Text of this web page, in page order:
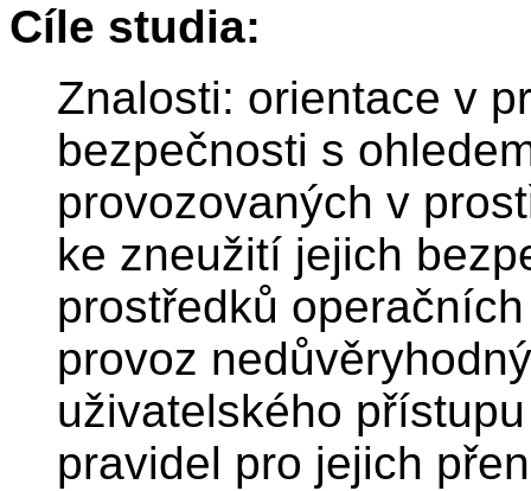
Cíle studia:
Znalosti: orientace v
bezpečnosti s
provozovaných v
ke zneužití jejich
prostředků
provoz
uživatelského
pravidel pro jejich